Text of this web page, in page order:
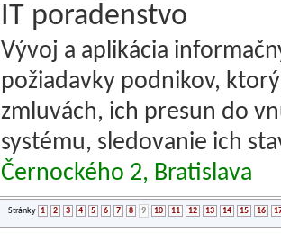
IT poradenstvo
Vývoj a aplikácia
požiadavky podnikov,
zmluvách, ich presun do
systému, sledovanie ich
Černockého 2, Bratislava
Stránky 1 2 3 4 5 6 7 8 9 10 11 12 13 14 15 16